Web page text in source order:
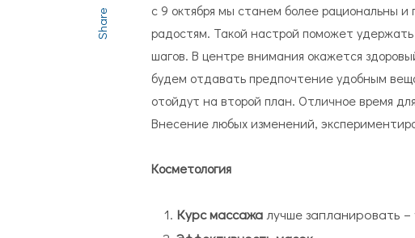
Share
с 9 октября мы станем более рациональны
радостям. Такой настрой поможет
шагов. В центре внимания окажется
будем отдавать предпочтение удобным
отойдут на второй план. Отличное время
Внесение любых изменений,
Косметология
Курс массажалучше запланировать –